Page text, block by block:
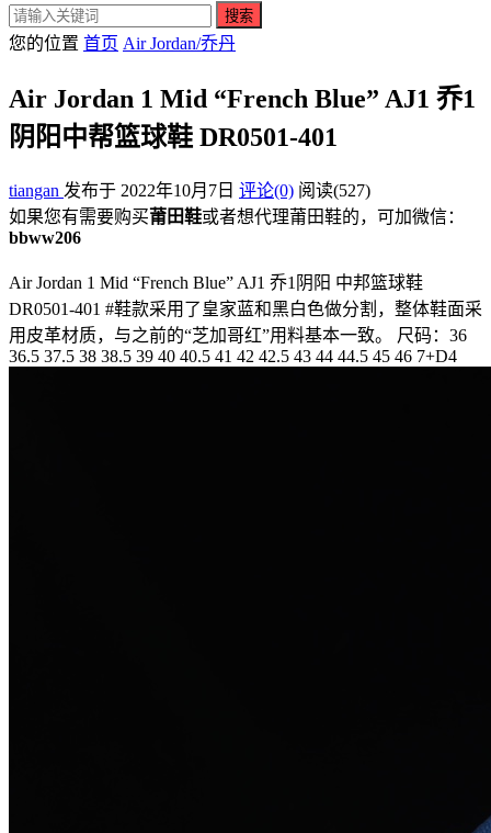
搜索
您的位置 首页 Air Jordan/乔丹
Air Jordan 1 Mid “French Blue” AJ1 乔1
阴阳中帮篮球鞋 DR0501-401
tiangan 发布于 2022年10月7日 评论(0) 阅读(527)
如果您有需要购买莆田鞋或者想代理莆田鞋的，可加微信：
bbww206
Air Jordan 1 Mid “French Blue” AJ1 乔1阴阳 中邦篮球鞋
DR0501-401 #鞋款采用了皇家蓝和黑白色做分割，整体鞋面采
用皮革材质，与之前的“芝加哥红”用料基本一致。 尺码：36
36.5 37.5 38 38.5 39 40 40.5 41 42 42.5 43 44 44.5 45 46 7+D4